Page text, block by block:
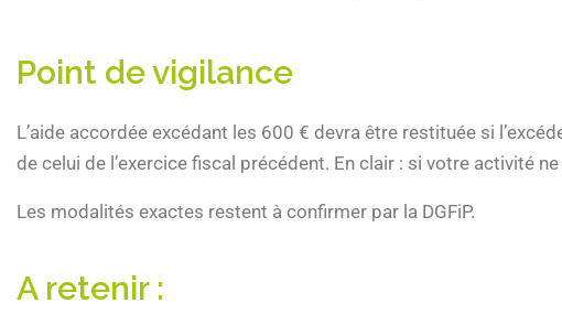
Point de vigilance
L’aide accordée excédant les 600 € devra être restituée si
de celui de l’exercice fiscal précédent. En clair : si votre activité
Les modalités exactes restent à confirmer par la DGFiP.
A retenir :